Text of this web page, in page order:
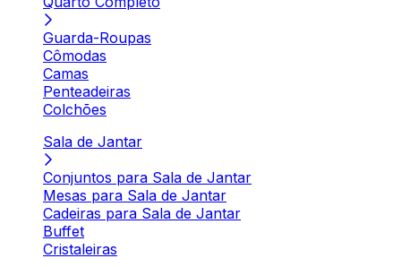
Guarda-Roupas
Cômodas
Camas
Penteadeiras
Colchões
Sala de Jantar
Conjuntos para Sala de Jantar
Mesas para Sala de Jantar
Cadeiras para Sala de Jantar
Buffet
Cristaleiras